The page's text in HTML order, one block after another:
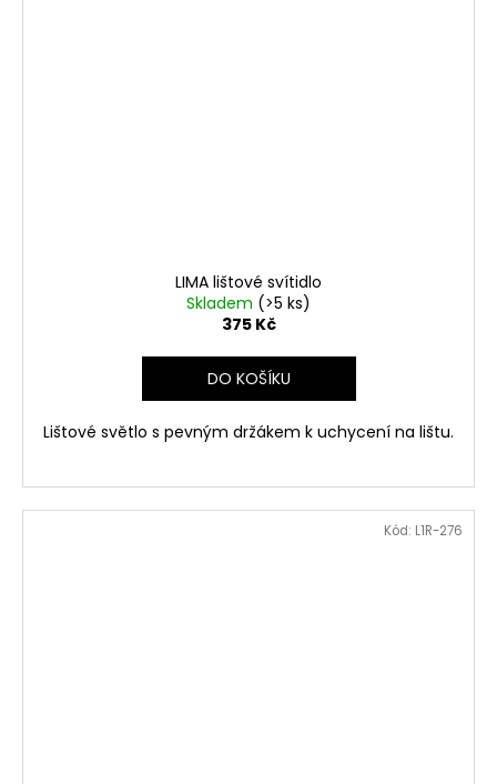
LIMA lištové svítidlo
Skladem (>5 ks)
375 Kč
DO KOŠÍKU
Lištové světlo s pevným držákem k uchycení na lištu.
Kód: L1R-276